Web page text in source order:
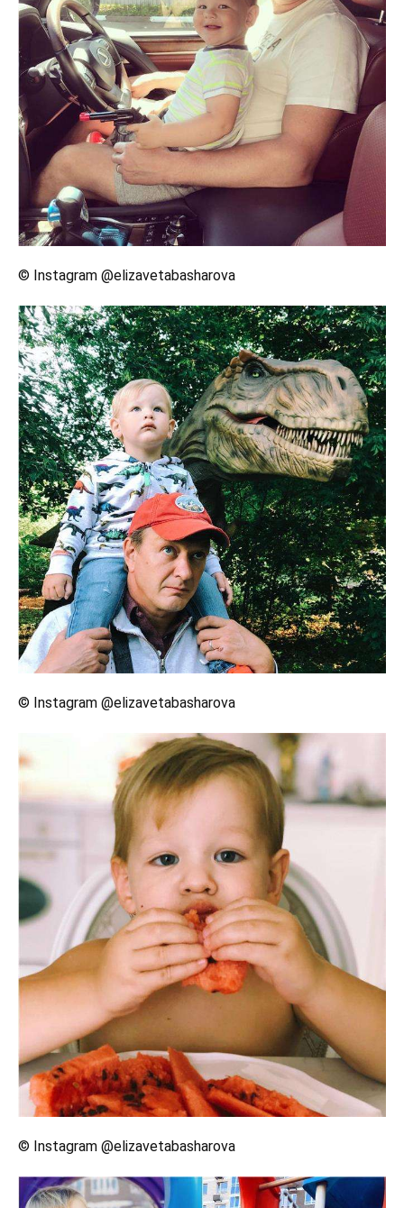
© Instagram @elizavetabasharova
© Instagram @elizavetabasharova
© Instagram @elizavetabasharova